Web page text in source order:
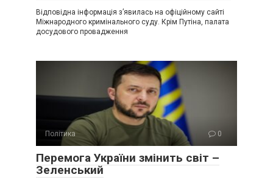
Відповідна інформація з’явилась на офіційному сайті
Міжнародного кримінального суду. Крім Путіна, палата
досудового провадження
Політика 0
Перемога України змінить світ –
Зеленський